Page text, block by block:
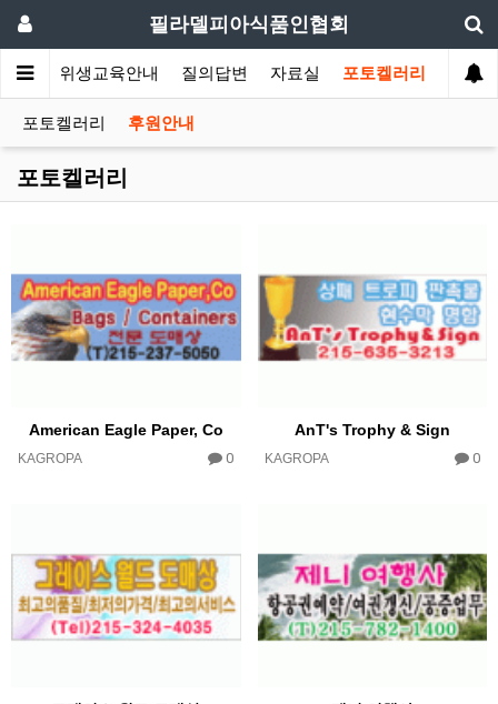
필라델피아식품인협회
식 위생교육안내 질의답변 자료실 포토켈러리
포토켈러리 후원안내
포토켈러리
American Eagle Paper, Co
KAGROPA 0
AnT's Trophy & Sign
KAGROPA 0